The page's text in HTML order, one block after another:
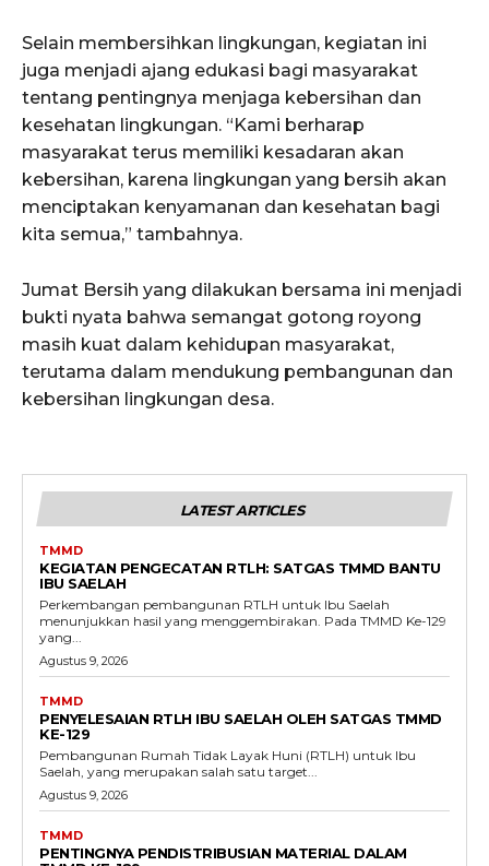
Selain membersihkan lingkungan, kegiatan ini
juga menjadi ajang edukasi bagi masyarakat
tentang pentingnya menjaga kebersihan dan
kesehatan lingkungan. “Kami berharap
masyarakat terus memiliki kesadaran akan
kebersihan, karena lingkungan yang bersih akan
menciptakan kenyamanan dan kesehatan bagi
kita semua,” tambahnya.
Jumat Bersih yang dilakukan bersama ini menjadi
bukti nyata bahwa semangat gotong royong
masih kuat dalam kehidupan masyarakat,
terutama dalam mendukung pembangunan dan
kebersihan lingkungan desa.
LATEST ARTICLES
TMMD
KEGIATAN PENGECATAN RTLH: SATGAS TMMD BANTU
IBU SAELAH
Perkembangan pembangunan RTLH untuk Ibu Saelah
menunjukkan hasil yang menggembirakan. Pada TMMD Ke-129
yang...
Agustus 9, 2026
TMMD
PENYELESAIAN RTLH IBU SAELAH OLEH SATGAS TMMD
KE-129
Pembangunan Rumah Tidak Layak Huni (RTLH) untuk Ibu
Saelah, yang merupakan salah satu target...
Agustus 9, 2026
TMMD
PENTINGNYA PENDISTRIBUSIAN MATERIAL DALAM